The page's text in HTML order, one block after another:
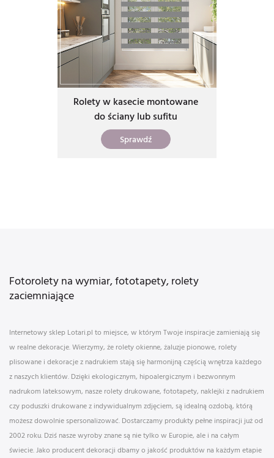
Rolety w kasecie montowane
do ściany lub sufitu
Sprawdź
Fotorolety na wymiar, fototapety, rolety
zaciemniające
Internetowy sklep Lotari.pl to miejsce, w którym Twoje inspiracje zamieniają się
w realne dekoracje. Wierzymy, że rolety okienne, żaluzje pionowe, rolety
plisowane i dekoracje z nadrukiem stają się harmonijną częścią wnętrza każdego
z naszych klientów. Dzięki ekologicznym, hipoalergicznym i bezwonnym
nadrukom lateksowym, nasze rolety drukowane, fototapety, naklejki z nadrukiem
czy poduszki drukowane z indywidualnym zdjęciem, są idealną ozdobą, którą
możesz dowolnie spersonalizować. Dostarczamy produkty pełne inspiracji już od
2002 roku. Dziś nasze wyroby znane są nie tylko w Europie, ale i na całym
świecie. Jako producent dekoracji dbamy o jakość produktów na każdym etapie